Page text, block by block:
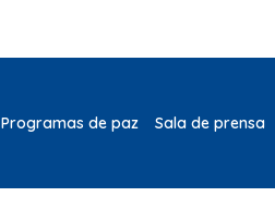
Programas de paz Sala de prensa